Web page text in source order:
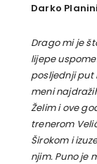
Darko
Drago mi je
lijepe
posljednji put
meni
Želim i ove
trenerom
Širokom i
njim. Puno je